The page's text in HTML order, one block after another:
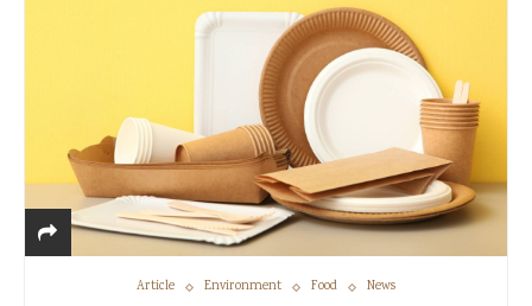
Article Environment Food News